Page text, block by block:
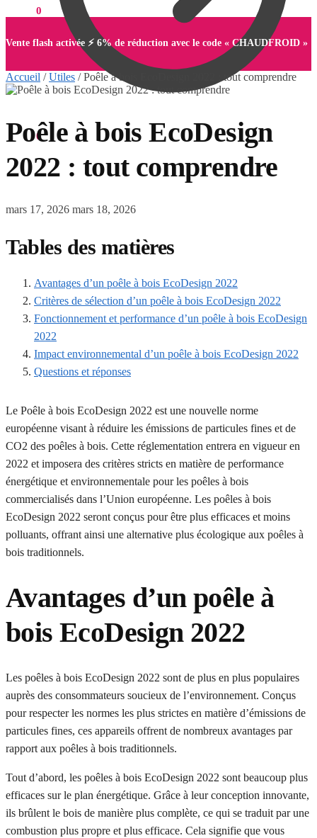
0,00 € 0
0
Vente flash activée ⚡ 6% de réduction avec le code « CHAUDFROID »
Accueil /Utiles /Poêle à bois EcoDesign 2022 : tout comprendre
Poêle à bois EcoDesign
2022 : tout comprendre
mars 17, 2026 mars 18, 2026
Tables des matières
Avantages d’un poêle à bois EcoDesign 2022
Critères de sélection d’un poêle à bois EcoDesign 2022
Fonctionnement et performance d’un poêle à bois EcoDesign
2022
Impact environnemental d’un poêle à bois EcoDesign 2022
Questions et réponses
Le Poêle à bois EcoDesign 2022 est une nouvelle norme
européenne visant à réduire les émissions de particules fines et de
CO2 des poêles à bois. Cette réglementation entrera en vigueur en
2022 et imposera des critères stricts en matière de performance
énergétique et environnementale pour les poêles à bois
commercialisés dans l’Union européenne. Les poêles à bois
EcoDesign 2022 seront conçus pour être plus efficaces et moins
polluants, offrant ainsi une alternative plus écologique aux poêles à
bois traditionnels.
Avantages d’un poêle à
bois EcoDesign 2022
Les poêles à bois EcoDesign 2022 sont de plus en plus populaires
auprès des consommateurs soucieux de l’environnement. Conçus
pour respecter les normes les plus strictes en matière d’émissions de
particules fines, ces appareils offrent de nombreux avantages par
rapport aux poêles à bois traditionnels.
Tout d’abord, les poêles à bois EcoDesign 2022 sont beaucoup plus
efficaces sur le plan énergétique. Grâce à leur conception innovante,
ils brûlent le bois de manière plus complète, ce qui se traduit par une
combustion plus propre et plus efficace. Cela signifie que vous